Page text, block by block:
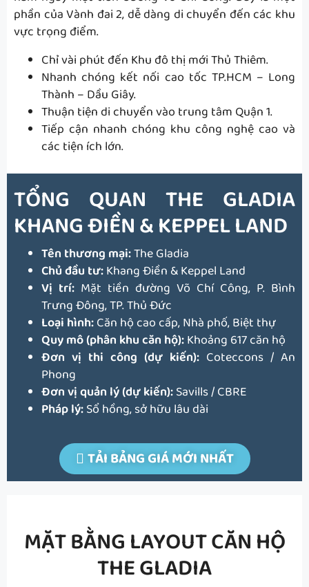
phần của Vành đai 2, dễ dàng di chuyển đến các khu
vực trọng điểm.
Chỉ vài phút đến Khu đô thị mới Thủ Thiêm.
Nhanh chóng kết nối cao tốc TP.HCM – Long
Thành – Dầu Giây.
Thuận tiện di chuyển vào trung tâm Quận 1.
Tiếp cận nhanh chóng khu công nghệ cao và
các tiện ích lớn.
TỔNG QUAN THE GLADIA
KHANG ĐIỀN & KEPPEL LAND
Tên thương mại:The Gladia
Chủ đầu tư:Khang Điền & Keppel Land
Vị trí: Mặt tiền đường Võ Chí Công, P. Bình
Trưng Đông, TP. Thủ Đức
Loại hình:Căn hộ cao cấp, Nhà phố, Biệt thự
Quy mô (phân khu căn hộ):Khoảng 617 căn hộ
Đơn vị thi công (dự kiến): Coteccons / An
Phong
Đơn vị quản lý (dự kiến):Savills / CBRE
Pháp lý:Sổ hồng, sở hữu lâu dài
TẢI BẢNG GIÁ MỚI NHẤT
MẶT BẰNG LAYOUT CĂN HỘ
THE GLADIA